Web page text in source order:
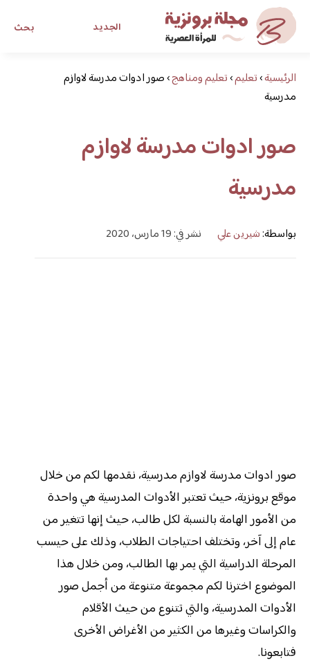
بحث الجديد
مجلة برونزية للفتاة العصريةالرئيسية›تعليم›تعليم ومناهج›صور ادوات مدرسة لاوازم
مدرسية
صور ادوات مدرسة لاوازم
مدرسية
بواسطة:شيرين علي نشر في: 19 مارس، 2020
صور ادوات مدرسة لاوازم مدرسية، نقدمها لكم من خلال
موقع برونزية، حيث تعتبر الأدوات المدرسية هي واحدة
من الأمور الهامة بالنسبة لكل طالب، حيث إنها تتغير من
عام إلى آخر، وتختلف احتياجات الطلاب، وذلك على حيسب
المرحلة الدراسية التي يمر بها الطالب، ومن خلال هذا
الموضوع اخترنا لكم مجموعة متنوعة من أجمل صور
الأدوات المدرسية، والتي تتنوع من حيث الأقلام
والكراسات وغيرها من الكثير من الأغراض الأخرى
فتابعونا.